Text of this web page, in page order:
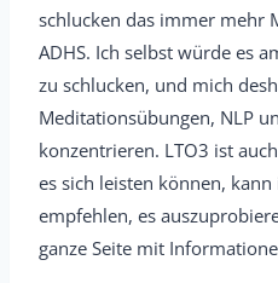
schlucken das immer mehr
ADHS. Ich selbst würde es
zu schlucken, und mich
Meditationsübungen, NLP
konzentrieren. LTO3 ist
es sich leisten können,
empfehlen, es
ganze Seite mit